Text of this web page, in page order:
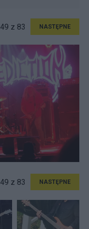
49 z 83 NASTĘPNE
49 z 83 NASTĘPNE